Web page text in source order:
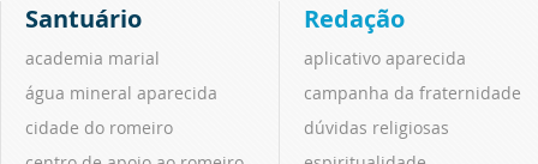
Santuário
academia marial
água mineral aparecida
cidade do romeiro
Redação
aplicativo aparecida
campanha da fraternidade
dúvidas religiosas